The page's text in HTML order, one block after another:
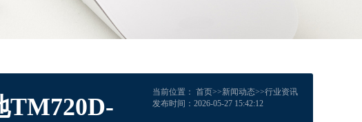
当前位置： 首页>>新闻动态>>行业资讯
发布时间：2026-05-27 15:42:12
TM720D-